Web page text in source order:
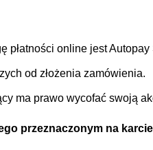
płatności online jest Autopay
od złożenia zamówienia.
ma prawo wycofać swoją
przeznaczonym na karcie